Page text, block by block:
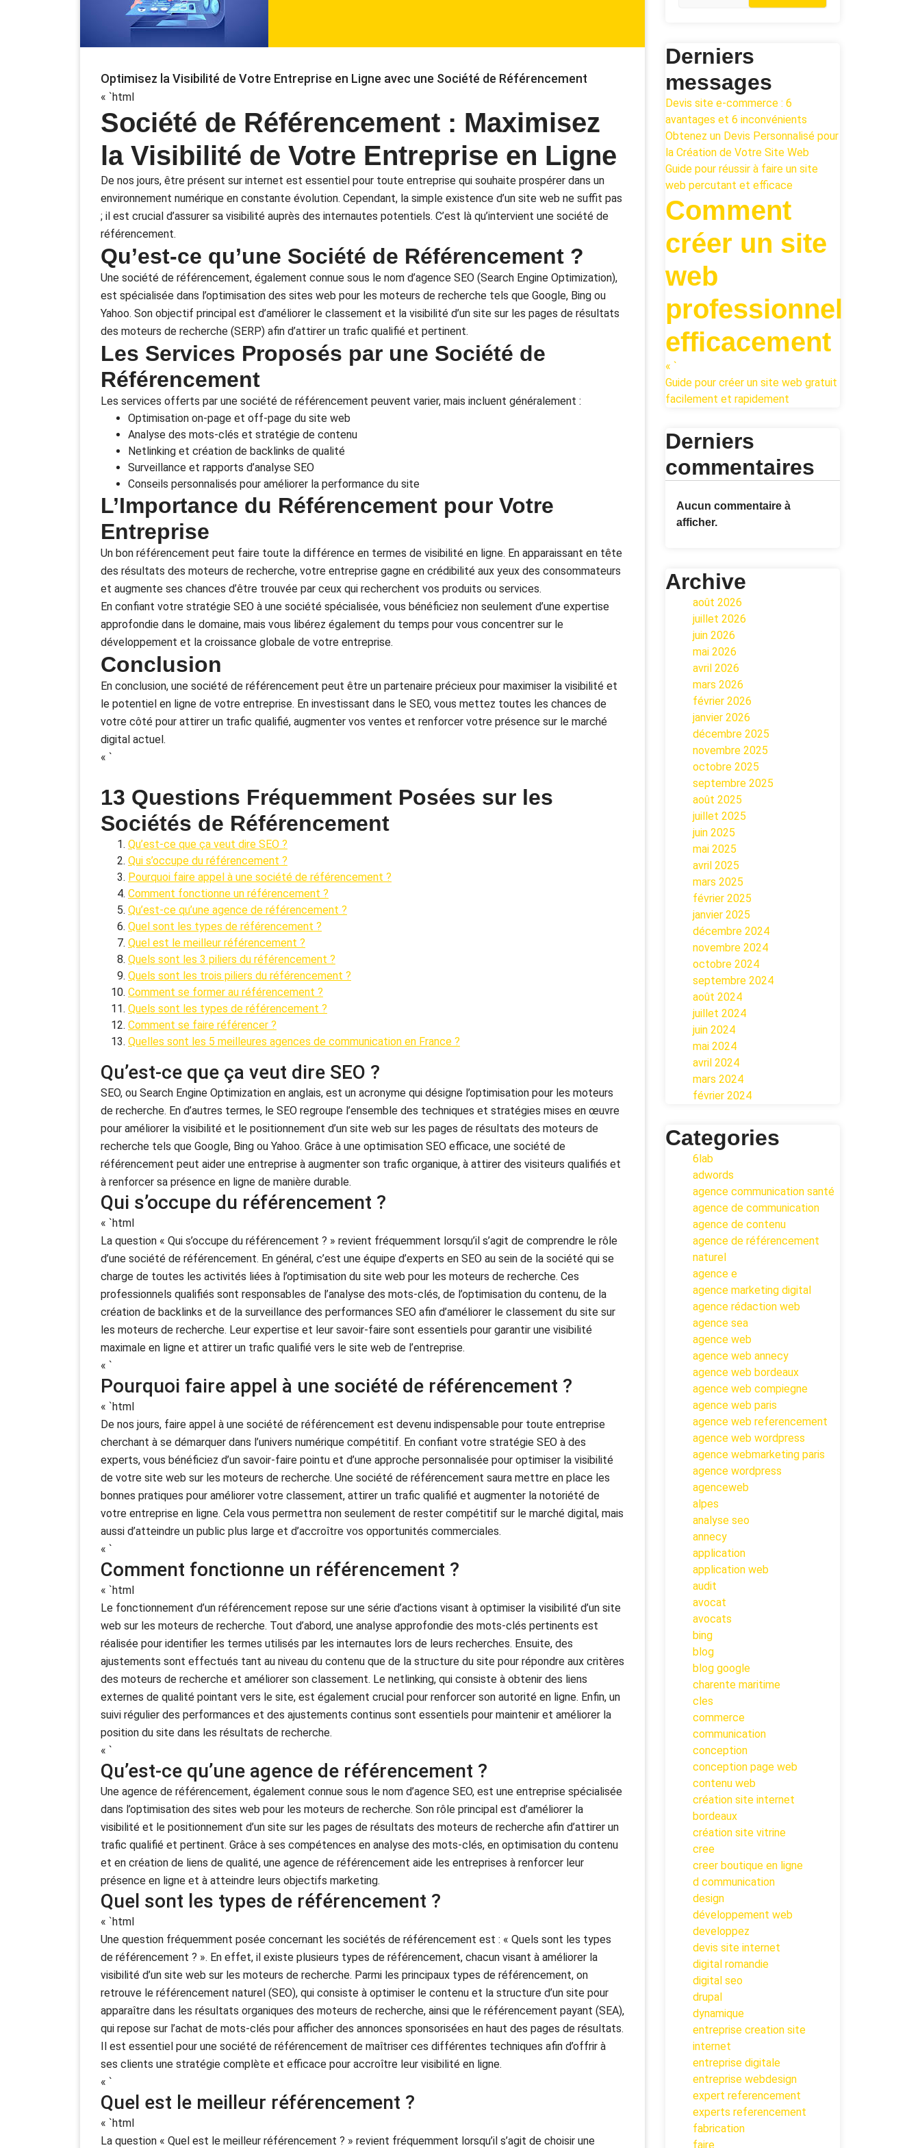
Optimisez la Visibilité de Votre Entreprise en Ligne avec une Société de Référencement
« `html
Société de Référencement : Maximisez
la Visibilité de Votre Entreprise en Ligne
De nos jours, être présent sur internet est essentiel pour toute entreprise qui souhaite prospérer dans un
environnement numérique en constante évolution. Cependant, la simple existence d’un site web ne suffit pas
; il est crucial d’assurer sa visibilité auprès des internautes potentiels. C’est là qu’intervient une société de
référencement.
Qu’est-ce qu’une Société de Référencement ?
Une société de référencement, également connue sous le nom d’agence SEO (Search Engine Optimization),
est spécialisée dans l’optimisation des sites web pour les moteurs de recherche tels que Google, Bing ou
Yahoo. Son objectif principal est d’améliorer le classement et la visibilité d’un site sur les pages de résultats
des moteurs de recherche (SERP) afin d’attirer un trafic qualifié et pertinent.
Les Services Proposés par une Société de
Référencement
Les services offerts par une société de référencement peuvent varier, mais incluent généralement :
Optimisation on-page et off-page du site web
Analyse des mots-clés et stratégie de contenu
Netlinking et création de backlinks de qualité
Surveillance et rapports d’analyse SEO
Conseils personnalisés pour améliorer la performance du site
L’Importance du Référencement pour Votre
Entreprise
Un bon référencement peut faire toute la différence en termes de visibilité en ligne. En apparaissant en tête
des résultats des moteurs de recherche, votre entreprise gagne en crédibilité aux yeux des consommateurs
et augmente ses chances d’être trouvée par ceux qui recherchent vos produits ou services.
En confiant votre stratégie SEO à une société spécialisée, vous bénéficiez non seulement d’une expertise
approfondie dans le domaine, mais vous libérez également du temps pour vous concentrer sur le
développement et la croissance globale de votre entreprise.
Conclusion
En conclusion, une société de référencement peut être un partenaire précieux pour maximiser la visibilité et
le potentiel en ligne de votre entreprise. En investissant dans le SEO, vous mettez toutes les chances de
votre côté pour attirer un trafic qualifié, augmenter vos ventes et renforcer votre présence sur le marché
digital actuel.
« `
13 Questions Fréquemment Posées sur les
Sociétés de Référencement
Qu’est-ce que ça veut dire SEO ?
Qui s’occupe du référencement ?
Pourquoi faire appel à une société de référencement ?
Comment fonctionne un référencement ?
Qu’est-ce qu’une agence de référencement ?
Quel sont les types de référencement ?
Quel est le meilleur référencement ?
Quels sont les 3 piliers du référencement ?
Quels sont les trois piliers du référencement ?
Comment se former au référencement ?
Quels sont les types de référencement ?
Comment se faire référencer ?
Quelles sont les 5 meilleures agences de communication en France ?
Qu’est-ce que ça veut dire SEO ?
SEO, ou Search Engine Optimization en anglais, est un acronyme qui désigne l’optimisation pour les moteurs
de recherche. En d’autres termes, le SEO regroupe l’ensemble des techniques et stratégies mises en œuvre
pour améliorer la visibilité et le positionnement d’un site web sur les pages de résultats des moteurs de
recherche tels que Google, Bing ou Yahoo. Grâce à une optimisation SEO efficace, une société de
référencement peut aider une entreprise à augmenter son trafic organique, à attirer des visiteurs qualifiés et
à renforcer sa présence en ligne de manière durable.
Qui s’occupe du référencement ?
« `html
La question « Qui s’occupe du référencement ? » revient fréquemment lorsqu’il s’agit de comprendre le rôle
d’une société de référencement. En général, c’est une équipe d’experts en SEO au sein de la société qui se
charge de toutes les activités liées à l’optimisation du site web pour les moteurs de recherche. Ces
professionnels qualifiés sont responsables de l’analyse des mots-clés, de l’optimisation du contenu, de la
création de backlinks et de la surveillance des performances SEO afin d’améliorer le classement du site sur
les moteurs de recherche. Leur expertise et leur savoir-faire sont essentiels pour garantir une visibilité
maximale en ligne et attirer un trafic qualifié vers le site web de l’entreprise.
« `
Pourquoi faire appel à une société de référencement ?
« `html
De nos jours, faire appel à une société de référencement est devenu indispensable pour toute entreprise
cherchant à se démarquer dans l’univers numérique compétitif. En confiant votre stratégie SEO à des
experts, vous bénéficiez d’un savoir-faire pointu et d’une approche personnalisée pour optimiser la visibilité
de votre site web sur les moteurs de recherche. Une société de référencement saura mettre en place les
bonnes pratiques pour améliorer votre classement, attirer un trafic qualifié et augmenter la notoriété de
votre entreprise en ligne. Cela vous permettra non seulement de rester compétitif sur le marché digital, mais
aussi d’atteindre un public plus large et d’accroître vos opportunités commerciales.
« `
Comment fonctionne un référencement ?
« `html
Le fonctionnement d’un référencement repose sur une série d’actions visant à optimiser la visibilité d’un site
web sur les moteurs de recherche. Tout d’abord, une analyse approfondie des mots-clés pertinents est
réalisée pour identifier les termes utilisés par les internautes lors de leurs recherches. Ensuite, des
ajustements sont effectués tant au niveau du contenu que de la structure du site pour répondre aux critères
des moteurs de recherche et améliorer son classement. Le netlinking, qui consiste à obtenir des liens
externes de qualité pointant vers le site, est également crucial pour renforcer son autorité en ligne. Enfin, un
suivi régulier des performances et des ajustements continus sont essentiels pour maintenir et améliorer la
position du site dans les résultats de recherche.
« `
Qu’est-ce qu’une agence de référencement ?
Une agence de référencement, également connue sous le nom d’agence SEO, est une entreprise spécialisée
dans l’optimisation des sites web pour les moteurs de recherche. Son rôle principal est d’améliorer la
visibilité et le positionnement d’un site sur les pages de résultats des moteurs de recherche afin d’attirer un
trafic qualifié et pertinent. Grâce à ses compétences en analyse des mots-clés, en optimisation du contenu
et en création de liens de qualité, une agence de référencement aide les entreprises à renforcer leur
présence en ligne et à atteindre leurs objectifs marketing.
Quel sont les types de référencement ?
« `html
Une question fréquemment posée concernant les sociétés de référencement est : « Quels sont les types
de référencement ? ». En effet, il existe plusieurs types de référencement, chacun visant à améliorer la
visibilité d’un site web sur les moteurs de recherche. Parmi les principaux types de référencement, on
retrouve le référencement naturel (SEO), qui consiste à optimiser le contenu et la structure d’un site pour
apparaître dans les résultats organiques des moteurs de recherche, ainsi que le référencement payant (SEA),
qui repose sur l’achat de mots-clés pour afficher des annonces sponsorisées en haut des pages de résultats.
Il est essentiel pour une société de référencement de maîtriser ces différentes techniques afin d’offrir à
ses clients une stratégie complète et efficace pour accroître leur visibilité en ligne.
« `
Quel est le meilleur référencement ?
« `html
La question « Quel est le meilleur référencement ? » revient fréquemment lorsqu’il s’agit de choisir une
Derniers
messages
Devis site e-commerce : 6
avantages et 6 inconvénients
Obtenez un Devis Personnalisé pour
la Création de Votre Site Web
Guide pour réussir à faire un site
web percutant et efficace
Comment
créer un site
web
professionnel
efficacement
« `
Guide pour créer un site web gratuit
facilement et rapidement
Derniers
commentaires
Aucun commentaire à
afficher.
Archive
août 2026
juillet 2026
juin 2026
mai 2026
avril 2026
mars 2026
février 2026
janvier 2026
décembre 2025
novembre 2025
octobre 2025
septembre 2025
août 2025
juillet 2025
juin 2025
mai 2025
avril 2025
mars 2025
février 2025
janvier 2025
décembre 2024
novembre 2024
octobre 2024
septembre 2024
août 2024
juillet 2024
juin 2024
mai 2024
avril 2024
mars 2024
février 2024
Categories
6lab
adwords
agence communication santé
agence de communication
agence de contenu
agence de référencement
naturel
agence e
agence marketing digital
agence rédaction web
agence sea
agence web
agence web annecy
agence web bordeaux
agence web compiegne
agence web paris
agence web referencement
agence web wordpress
agence webmarketing paris
agence wordpress
agenceweb
alpes
analyse seo
annecy
application
application web
audit
avocat
avocats
bing
blog
blog google
charente maritime
cles
commerce
communication
conception
conception page web
contenu web
création site internet
bordeaux
création site vitrine
cree
creer boutique en ligne
d communication
design
développement web
developpez
devis site internet
digital romandie
digital seo
drupal
dynamique
entreprise creation site
internet
entreprise digitale
entreprise webdesign
expert referencement
experts referencement
fabrication
faire